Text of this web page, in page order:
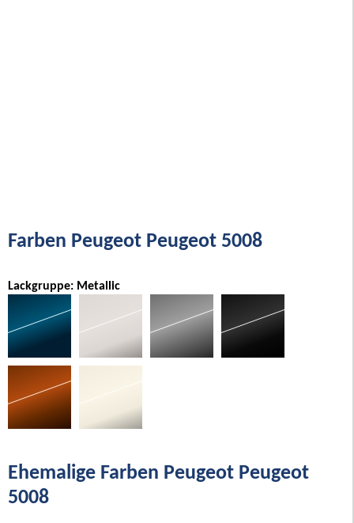
Farben Peugeot Peugeot 5008
Lackgruppe: Metallic
Ehemalige Farben Peugeot Peugeot
5008